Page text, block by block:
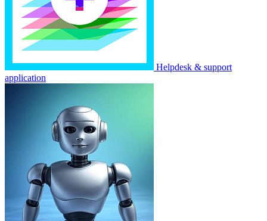
Helpdesk & support
application